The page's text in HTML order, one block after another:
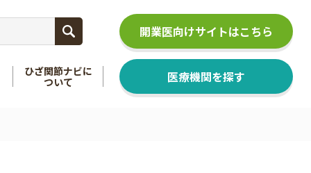
ひざ関節ナビに
ついて
医療機関を探す
開業医向けサイトはこちら